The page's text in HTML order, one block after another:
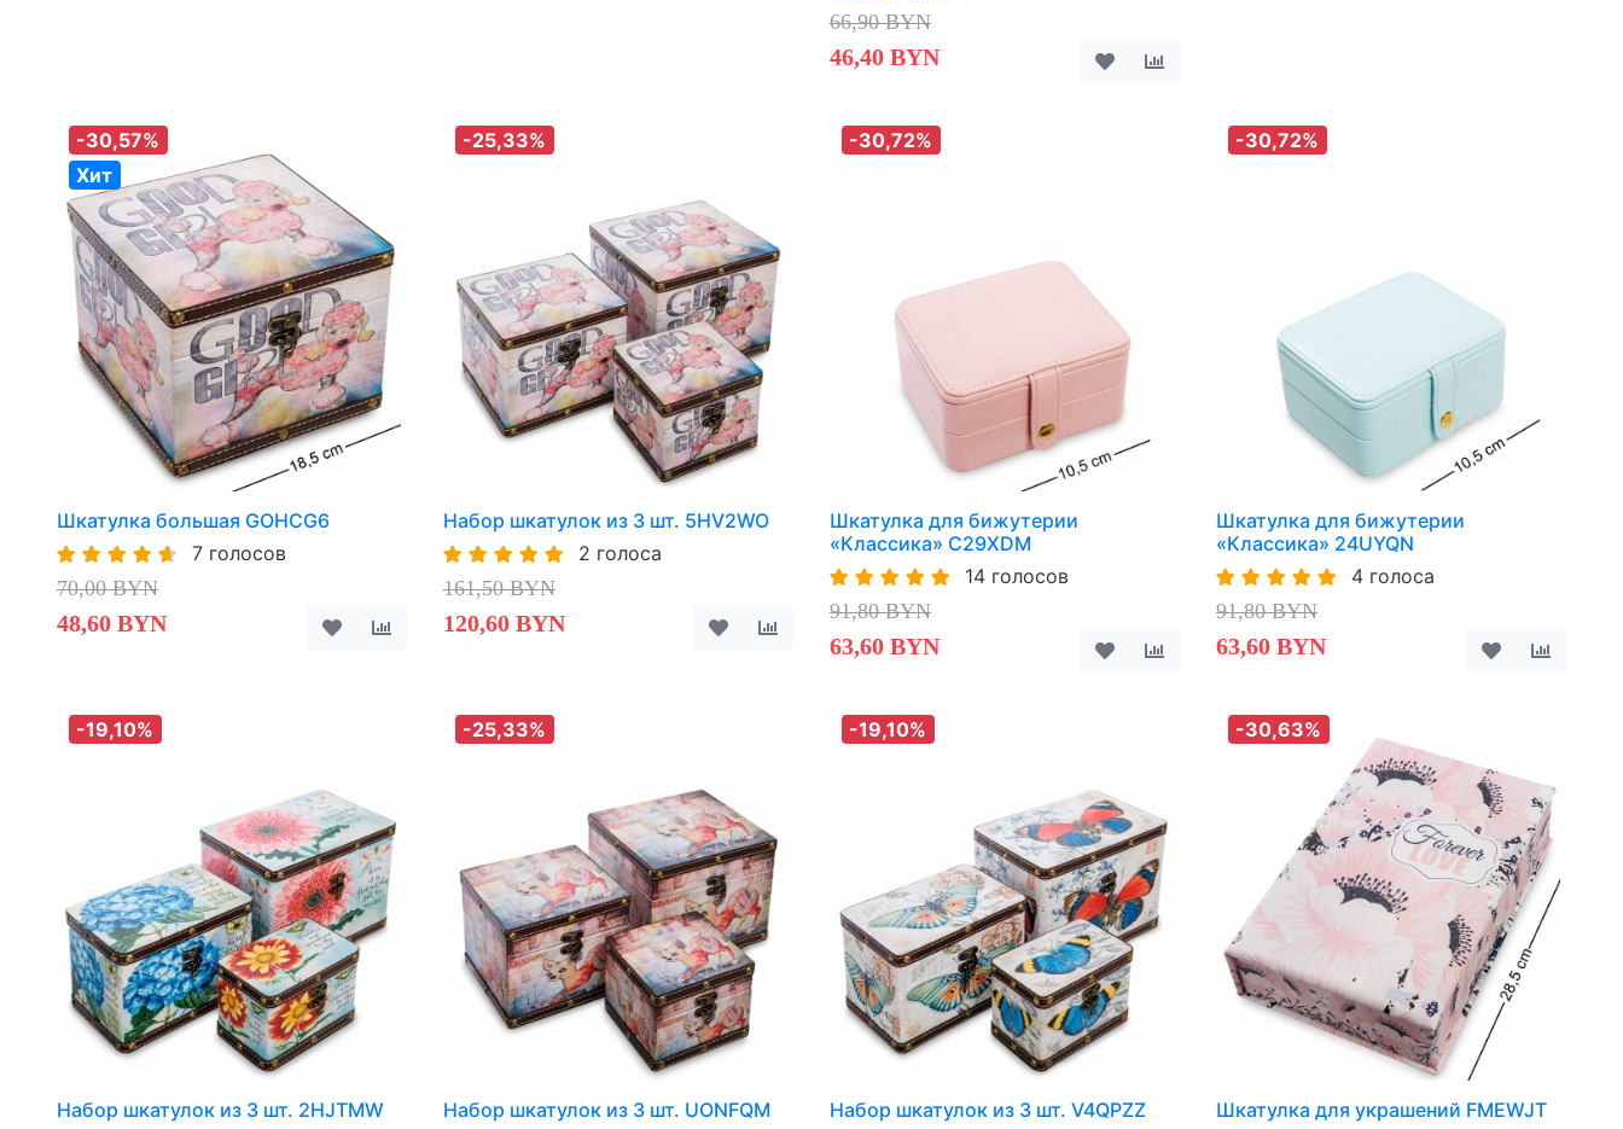
66,90 BYN
46,40 BYN
-30,57%
Хит
Шкатулка большая GOHCG6
7 голосов
70,00 BYN
48,60 BYN
-25,33%
Набор шкатулок из 3 шт. 5HV2WO
2 голоса
161,50 BYN
120,60 BYN
-30,72%
Шкатулка для бижутерии
«Классика» C29XDM
14 голосов
91,80 BYN
63,60 BYN
-30,72%
Шкатулка для бижутерии
«Классика» 24UYQN
4 голоса
91,80 BYN
63,60 BYN
-19,10%
Набор шкатулок из 3 шт. 2HJTMW
-25,33%
Набор шкатулок из 3 шт. UONFQM
-19,10%
Набор шкатулок из 3 шт. V4QPZZ
-30,63%
Шкатулка для украшений FMEWJT